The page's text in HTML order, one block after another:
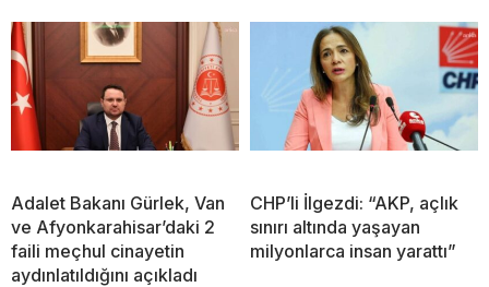
Adalet Bakanı Gürlek, Van
ve Afyonkarahisar’daki 2
faili meçhul cinayetin
aydınlatıldığını açıkladı
CHP’li İlgezdi: “AKP, açlık
sınırı altında yaşayan
milyonlarca insan yarattı”